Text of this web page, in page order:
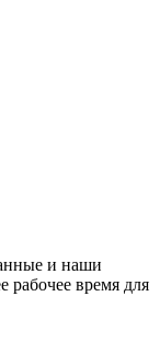
и наши
рабочее время для